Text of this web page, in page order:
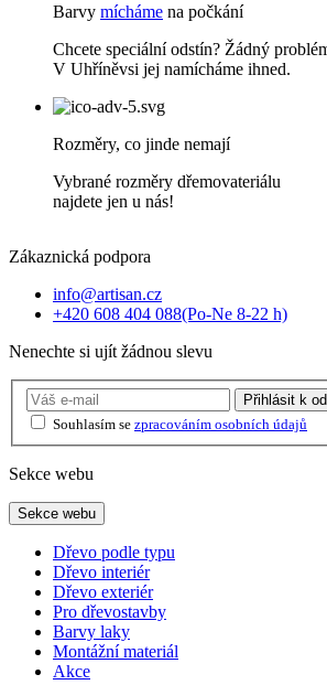
Barvy mícháme na počkání
Chcete speciální odstín? Žádný
V Uhříněvsi jej namícháme ihned.
Rozměry, co jinde nemají
Vybrané rozměry dřemovateriálu
najdete jen u nás!
Zákaznická podpora
info@artisan.cz
+420 608 404 088(Po-Ne 8-22 h)
Nenechte si ujít žádnou slevu
Přihlásit k
Souhlasím se zpracováním osobních údajů
Sekce webu
Sekce webu
Dřevo podle typu
Dřevo interiér
Dřevo exteriér
Pro dřevostavby
Barvy laky
Montážní materiál
Akce